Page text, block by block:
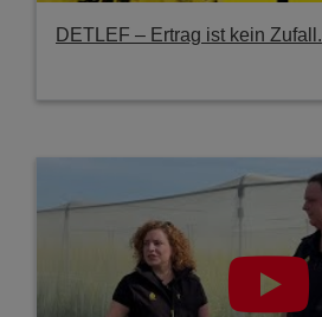
DETLEF – Ertrag ist kein Zufall.